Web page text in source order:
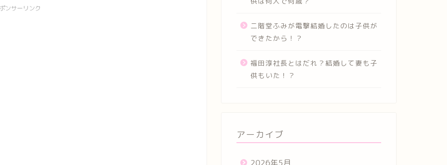
ンサーリンク
二階堂ふみが電撃結婚したのは子供が
できたから！？
福田淳社長とはだれ？結婚して妻も子
供もいた！？
アーカイブ
2026年5月